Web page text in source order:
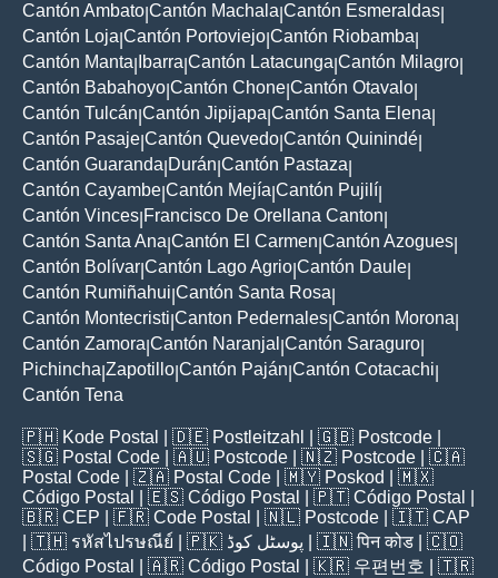
Cantón Ambato Cantón Machala Cantón Esmeraldas
Cantón Loja Cantón Portoviejo Cantón Riobamba
Cantón Manta
Ibarra Cantón Latacunga Cantón Milagro
Cantón Babahoyo Cantón Chone Cantón Otavalo
Cantón Tulcán Cantón Jipijapa Cantón Santa Elena
Cantón Pasaje Cantón Quevedo Cantón Quinindé
Cantón Guaranda Durán Cantón Pastaza
Cantón Cayambe Cantón Mejía Cantón Pujilí
Cantón Vinces Francisco De Orellana Canton
Cantón Santa Ana Cantón El Carmen Cantón Azogues
Cantón Bolívar Cantón Lago Agrio Cantón Daule
Cantón Rumiñahui Cantón Santa Rosa
Cantón Montecristi Canton Pedernales Cantón Morona
Cantón Zamora Cantón Naranjal Cantón Saraguro
Pichincha Zapotillo Cantón Paján Cantón Cotacachi
Cantón Tena
🇵🇭 Kode Postal | 🇩🇪 Postleitzahl | 🇬🇧 Postcode
🇸🇬 Postal Code | 🇦🇺 Postcode | 🇳🇿 Postcode | 🇨🇦
Postal Code | 🇿🇦 Postal Code | 🇲🇾 Poskod
| 🇲🇽
Código Postal
| 🇪🇸 Código Postal | 🇵🇹 Código Postal
🇧🇷 CEP | 🇫🇷 Code Postal | 🇳🇱 Postcode | 🇮🇹 CAP
| 🇹🇭 รหัสไปรษณีย์ | 🇵🇰 پوسٹل کوڈ | 🇮🇳पिन कोड | 🇨🇴
Código Postal
| 🇦🇷 Código Postal | 🇰🇷 우편번호
| 🇹🇷